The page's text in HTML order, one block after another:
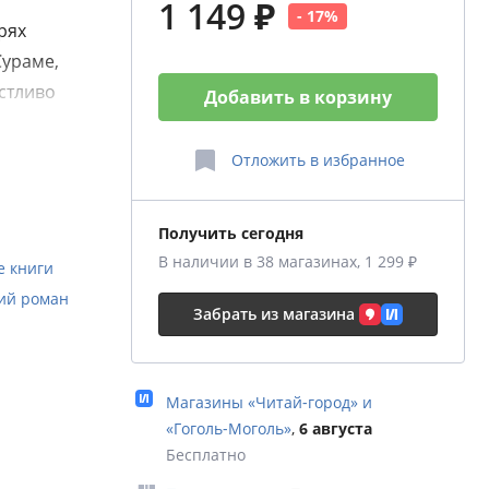
ли
книги
роман
1 149 ₽ - 17%
Добавить в корзину
Отложить в избранное
Получить сегодня
В наличии в 38 магазинах, 1 299 ₽
Забрать из магазина
Магазины «Читай‑город» и
«Гоголь‑Моголь», 6 августа
Бесплатно